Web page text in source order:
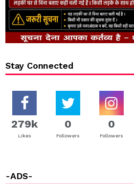
Stay Connected
279k
Likes
0
Followers
0
Followers
-ADS-